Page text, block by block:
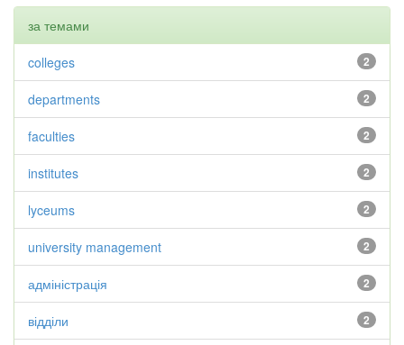
за темами
2
colleges
2
departments
2
faculties
2
institutes
2
lyceums
2
university management
2
адміністрація
2
відділи